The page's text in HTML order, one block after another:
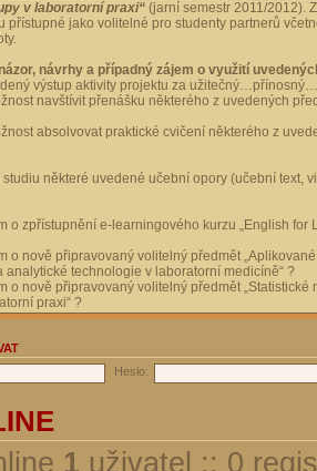
v laboratorní praxi“ (jarní semestr 2011/2012).
přístupné jako volitelné pro studenty partnerů
návrhy a případný zájem o využití
výstup aktivity projektu za
navštívit přenášku některého z uvedených
absolvovat praktické cvičení některého z
některé uvedené učební opory (učební text,
o zpřístupnění e-learningového kurzu „English for
o nově připravovaný volitelný předmět „Aplikované
analytické technologie v laboratorní medicíně“ ?
o nově připravovaný volitelný předmět „Statistické
praxi“ ?
Heslo:
1 uživatel :: 0